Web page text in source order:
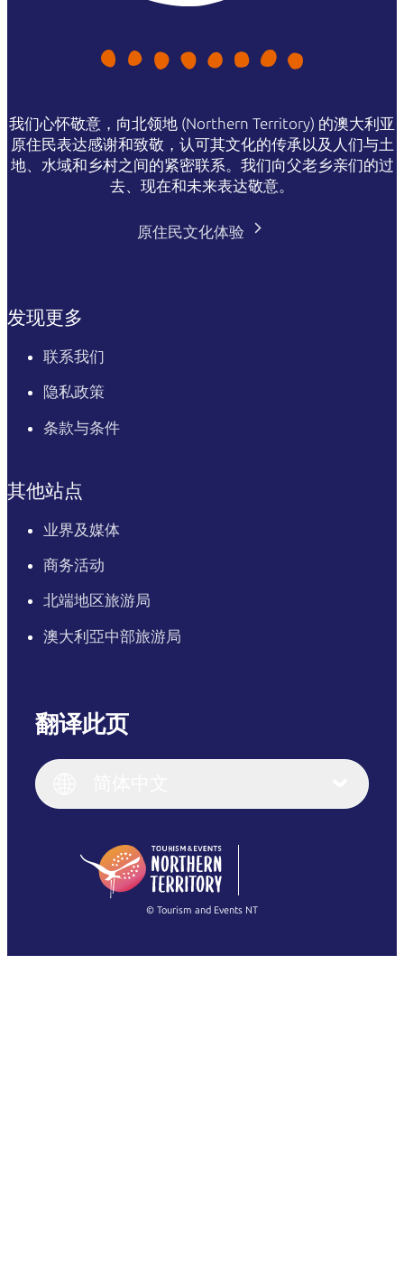
我们心怀敬意，向北领地 (Northern Territory) 的澳大利亚
原住民表达感谢和致敬，认可其文化的传承以及人们与土
地、水域和乡村之间的紧密联系。我们向父老乡亲们的过
去、现在和未来表达敬意。
原住民文化体验
发现更多
联系我们
隐私政策
条款与条件
其他站点
业界及媒体
商务活动
北端地区旅游局
澳大利亞中部旅游局
翻译此页
English
English (US)
English
(Singapore)
Français
繁體中文
© Tourism and Events NT